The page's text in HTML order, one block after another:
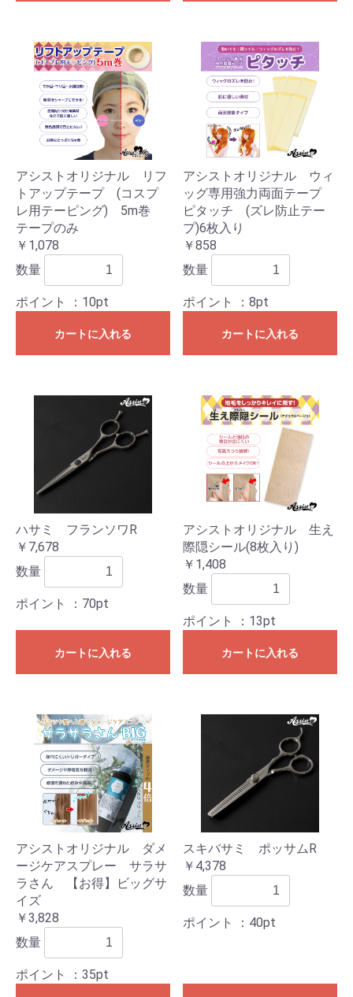
アシストオリジナル リフ
トアップテープ (コスプ
レ用テーピング) 5m巻
テープのみ
￥1,078
数量
ポイント ：10pt
カートに入れる
アシストオリジナル ウィ
ッグ専用強力両面テープ
ピタッチ (ズレ防止テー
プ)6枚入り
￥858
数量
ポイント ：8pt
カートに入れる
ハサミ フランソワR
￥7,678
数量
ポイント ：70pt
カートに入れる
アシストオリジナル 生え
際隠シール(8枚入り)
￥1,408
数量
ポイント ：13pt
カートに入れる
アシストオリジナル ダメ
ージケアスプレー サラサ
ラさん 【お得】ビッグサ
イズ
￥3,828
数量
ポイント ：35pt
スキバサミ ポッサムR
￥4,378
数量
ポイント ：40pt